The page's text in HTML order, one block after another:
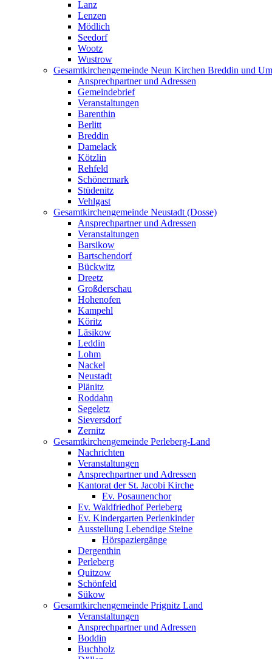
Lanz
Lenzen
Mödlich
Seedorf
Wootz
Wustrow
Gesamtkirchengemeinde Neun Kirchen Breddin und
Ansprechpartner und Adressen
Gemeindebrief
Veranstaltungen
Barenthin
Berlitt
Breddin
Damelack
Kötzlin
Rehfeld
Schönermark
Stüdenitz
Vehlgast
Gesamtkirchengemeinde Neustadt (Dosse)
Ansprechpartner und Adressen
Veranstaltungen
Barsikow
Bartschendorf
Bückwitz
Dreetz
Großderschau
Hohenofen
Kampehl
Köritz
Läsikow
Leddin
Lohm
Nackel
Neustadt
Plänitz
Roddahn
Segeletz
Sieversdorf
Zernitz
Gesamtkirchengemeinde Perleberg-Land
Nachrichten
Veranstaltungen
Ansprechpartner und Adressen
Kantorat der St. Jacobi Kirche
Ev. Posaunenchor
Ev. Waldfriedhof Perleberg
Ev. Kindergarten Perlenkinder
Ausstellung Lebendige Steine
Hörspaziergänge
Dergenthin
Perleberg
Quitzow
Schönfeld
Sükow
Gesamtkirchengemeinde Prignitz Land
Veranstaltungen
Ansprechpartner und Adressen
Boddin
Buchholz